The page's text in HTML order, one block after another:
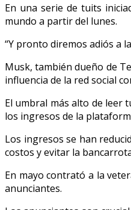
En una serie de tuits
mundo a partir del lunes.
“Y pronto diremos adiós a
Musk, también dueño de
influencia de la red social
El umbral más alto de leer
los ingresos de la
Los ingresos se han
costos y evitar la
En mayo contrató a la
anunciantes.